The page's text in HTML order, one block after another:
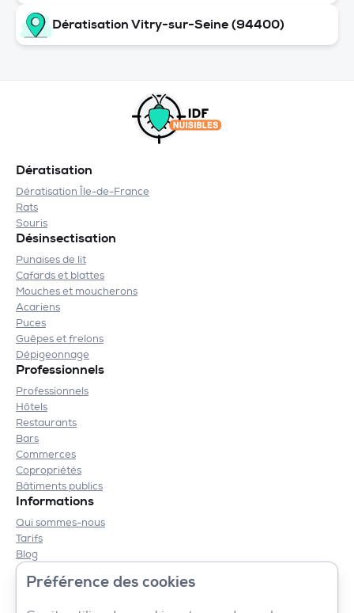
Dératisation Vitry-sur-Seine (94400)
Préférence des cookies
Dératisation
Dératisation Île-de-France
Rats
Souris
Désinsectisation
Punaises de lit
Cafards et blattes
Mouches et moucherons
Acariens
Puces
Guêpes et frelons
Dépigeonnage
Professionnels
Professionnels
Hôtels
Restaurants
Bars
Commerces
Copropriétés
Bâtiments publics
Informations
Qui sommes-nous
Tarifs
Blog
Contact
Mentions légales